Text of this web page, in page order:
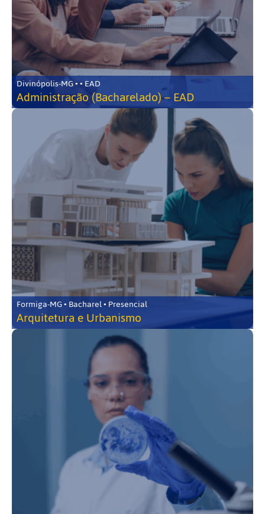
Divinópolis-MG • • EAD
Administração (Bacharelado) – EAD
Formiga-MG • Bacharel • Presencial
Arquitetura e Urbanismo